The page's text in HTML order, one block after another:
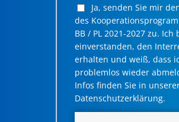
Ja, senden Sie mir
des
BB / PL 2021-2027 zu.
einverstanden, den
erhalten und weiß, dass
problemlos wieder
Infos finden Sie in
Datenschutzerklärung.